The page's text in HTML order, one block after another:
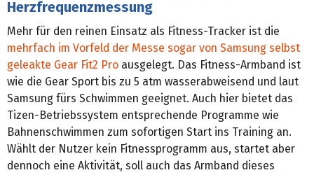
Herzfrequenzmessung
Mehr für den reinen Einsatz als Fitness-Tracker ist die
mehrfach im Vorfeld der Messe sogar von Samsung selbst
geleakte Gear Fit2 Pro ausgelegt. Das Fitness-Armband ist
wie die Gear Sport bis zu 5 atm wasserabweisend und laut
Samsung fürs Schwimmen geeignet. Auch hier bietet das
Tizen-Betriebssystem entsprechende Programme wie
Bahnenschwimmen zum sofortigen Start ins Training an.
Wählt der Nutzer kein Fitnessprogramm aus, startet aber
dennoch eine Aktivität, soll auch das Armband dieses